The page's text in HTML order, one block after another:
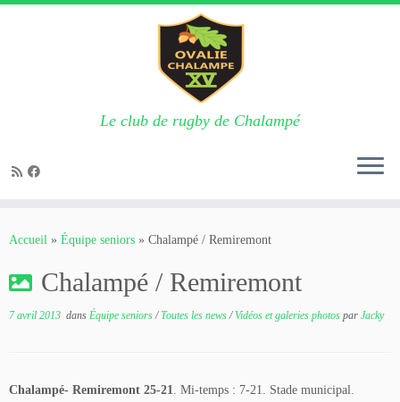
Le club de rugby de Chalampé
Accueil » Équipe seniors » Chalampé / Remiremont
Chalampé / Remiremont
7 avril 2013 dans Équipe seniors/Toutes les news/Vidéos et galeries photos par Jacky
Chalampé- Remiremont 25-21. Mi-temps : 7-21. Stade municipal.